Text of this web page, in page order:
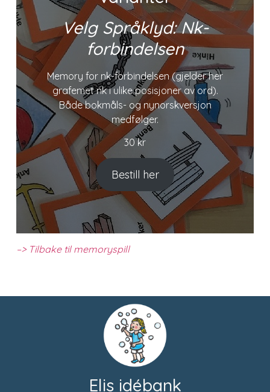
Velg Språklyd: Nk-
forbindelsen
Memory for nk-forbindelsen (gjelder her
grafemet nk i ulike posisjoner av ord).
Både bokmåls- og nynorskversjon
medfølger.
30kr
Bestill her
–> Tilbake til memoryspill
Elis idébank